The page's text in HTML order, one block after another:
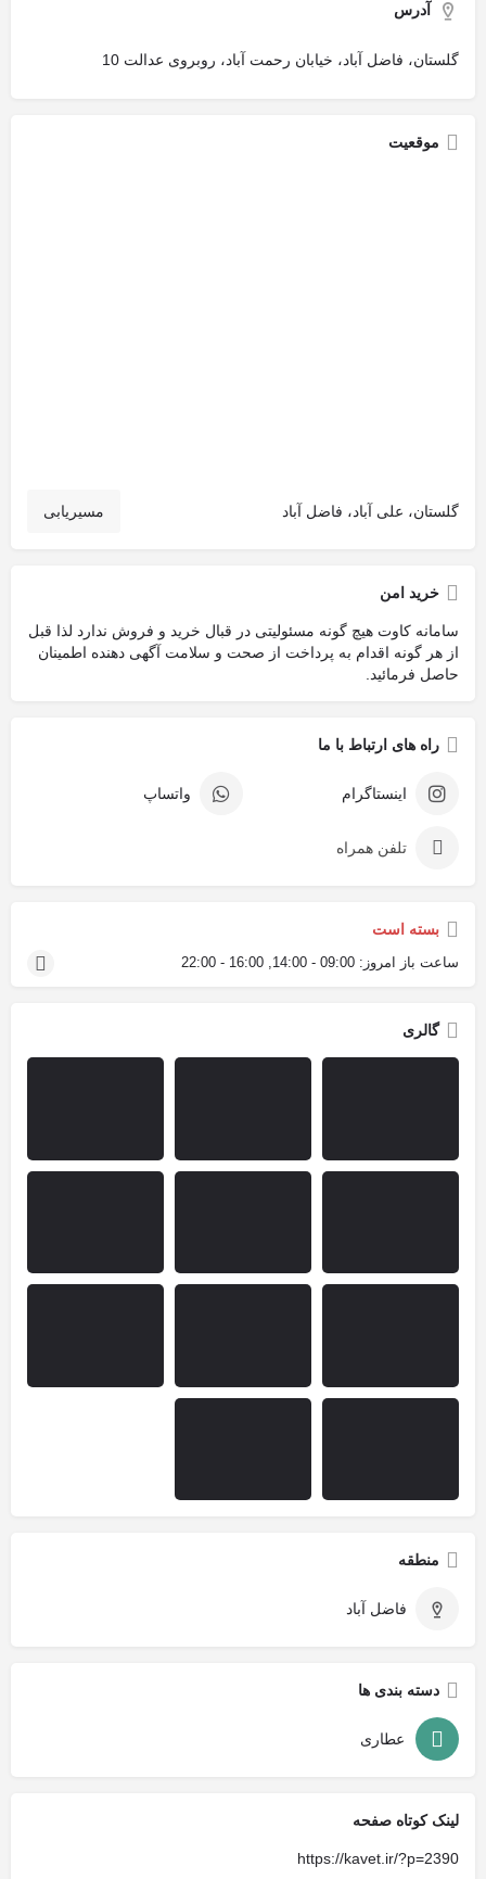
آدرس
گلستان، فاضل آباد، خیابان رحمت آباد، روبروی عدالت 10
موقعیت
گلستان، علی آباد، فاضل آباد مسیریابی
خرید امن
سامانه کاوت هیچ گونه مسئولیتی در قبال خرید و فروش ندارد لذا قبل
از هر گونه اقدام به پرداخت از صحت و سلامت آگهی دهنده اطمینان
حاصل فرمائید.
راه های ارتباط با ما
اینستاگرام واتساپ
تلفن همراه
بسته است
ساعت باز امروز: 09:00 - 14:00, 16:00 - 22:00
گالری
منطقه
فاضل آباد
دسته بندی ها
عطاری
لینک کوتاه صفحه
https://kavet.ir/?p=2390